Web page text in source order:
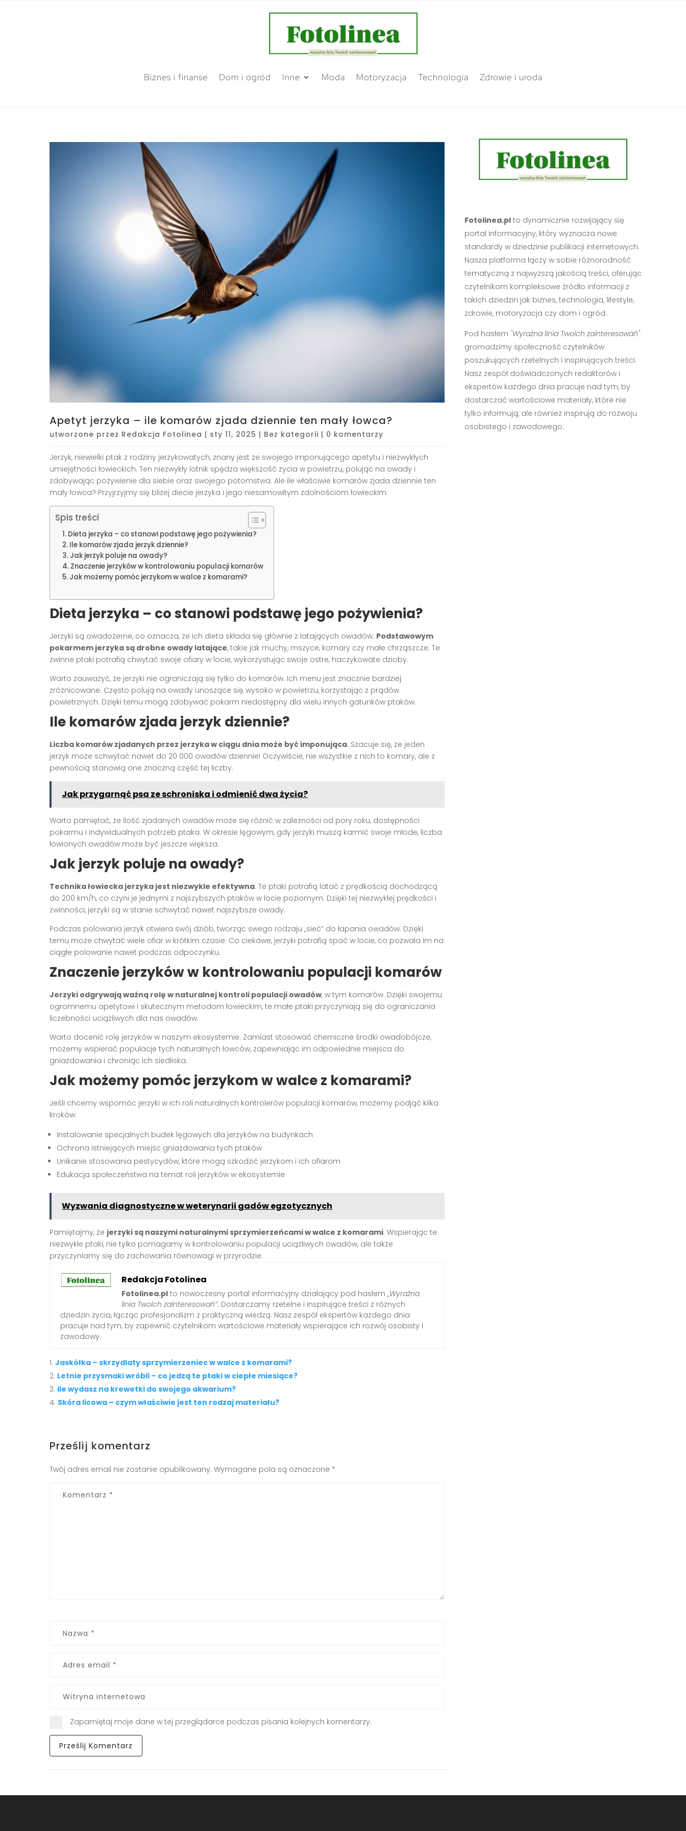
Biznes i finanse Dom i ogród Inne Moda Motoryzacja Technologia Zdrowie i uroda
Apetyt jerzyka – ile komarów zjada dziennie ten mały łowca?
utworzone przez Redakcja Fotolinea | sty 11, 2025 | Bez kategorii | 0 komentarzy
Jerzyk, niewielki ptak z rodziny jerzykowatych, znany jest ze swojego imponującego apetytu i niezwykłych
umiejętności łowieckich. Ten niezwykły lotnik spędza większość życia w powietrzu, polując na owady i
zdobywając pożywienie dla siebie oraz swojego potomstwa. Ale ile właściwie komarów zjada dziennie ten
mały łowca? Przyjrzyjmy się bliżej diecie jerzyka i jego niesamowitym zdolnościom łowieckim.
Spis treści
Dieta jerzyka – co stanowi podstawę jego pożywienia?
Ile komarów zjada jerzyk dziennie?
Jak jerzyk poluje na owady?
Znaczenie jerzyków w kontrolowaniu populacji komarów
Jak możemy pomóc jerzykom w walce z komarami?
Dieta jerzyka – co stanowi podstawę jego pożywienia?
Jerzyki są owadożerne, co oznacza, że ich dieta składa się głównie z latających owadów. Podstawowym
pokarmem jerzyka są drobne owady latające, takie jak muchy, mszyce, komary czy małe chrząszcze. Te
zwinne ptaki potrafią chwytać swoje ofiary w locie, wykorzystując swoje ostre, haczykowate dzioby.
Warto zauważyć, że jerzyki nie ograniczają się tylko do komarów. Ich menu jest znacznie bardziej
zróżnicowane. Często polują na owady unoszące się wysoko w powietrzu, korzystając z prądów
powietrznych. Dzięki temu mogą zdobywać pokarm niedostępny dla wielu innych gatunków ptaków.
Ile komarów zjada jerzyk dziennie?
Liczba komarów zjadanych przez jerzyka w ciągu dnia może być imponująca. Szacuje się, że jeden
jerzyk może schwytać nawet do 20 000 owadów dziennie! Oczywiście, nie wszystkie z nich to komary, ale z
pewnością stanowią one znaczną część tej liczby.
Jak przygarnąć psa ze schroniska i odmienić dwa życia?
Warto pamiętać, że ilość zjadanych owadów może się różnić w zależności od pory roku, dostępności
pokarmu i indywidualnych potrzeb ptaka. W okresie lęgowym, gdy jerzyki muszą karmić swoje młode, liczba
łowionych owadów może być jeszcze większa.
Jak jerzyk poluje na owady?
Technika łowiecka jerzyka jest niezwykle efektywna. Te ptaki potrafią latać z prędkością dochodzącą
do 200 km/h, co czyni je jednymi z najszybszych ptaków w locie poziomym. Dzięki tej niezwykłej prędkości i
zwinności, jerzyki są w stanie schwytać nawet najszybsze owady.
Podczas polowania jerzyk otwiera swój dziób, tworząc swego rodzaju „sieć” do łapania owadów. Dzięki
temu może chwytać wiele ofiar w krótkim czasie. Co ciekawe, jerzyki potrafią spać w locie, co pozwala im na
ciągłe polowanie nawet podczas odpoczynku.
Znaczenie jerzyków w kontrolowaniu populacji komarów
Jerzyki odgrywają ważną rolę w naturalnej kontroli populacji owadów, w tym komarów. Dzięki swojemu
ogromnemu apetytowi i skutecznym metodom łowieckim, te małe ptaki przyczyniają się do ograniczania
liczebności uciążliwych dla nas owadów.
Warto docenić rolę jerzyków w naszym ekosystemie. Zamiast stosować chemiczne środki owadobójcze,
możemy wspierać populacje tych naturalnych łowców, zapewniając im odpowiednie miejsca do
gniazdowania i chroniąc ich siedliska.
Jak możemy pomóc jerzykom w walce z komarami?
Jeśli chcemy wspomóc jerzyki w ich roli naturalnych kontrolerów populacji komarów, możemy podjąć kilka
kroków:
Instalowanie specjalnych budek lęgowych dla jerzyków na budynkach
Ochrona istniejących miejsc gniazdowania tych ptaków
Unikanie stosowania pestycydów, które mogą szkodzić jerzykom i ich ofiarom
Edukacja społeczeństwa na temat roli jerzyków w ekosystemie
Wyzwania diagnostyczne w weterynarii gadów egzotycznych
Pamiętajmy, że jerzyki są naszymi naturalnymi sprzymierzeńcami w walce z komarami. Wspierając te
niezwykłe ptaki, nie tylko pomagamy w kontrolowaniu populacji uciążliwych owadów, ale także
przyczyniamy się do zachowania równowagi w przyrodzie.
Redakcja Fotolinea
Fotolinea.pl to nowoczesny portal informacyjny działający pod hasłem „Wyraźna
linia Twoich zainteresowań”. Dostarczamy rzetelne i inspirujące treści z różnych
dziedzin życia, łącząc profesjonalizm z praktyczną wiedzą. Nasz zespół ekspertów każdego dnia
pracuje nad tym, by zapewnić czytelnikom wartościowe materiały wspierające ich rozwój osobisty i
zawodowy.
Jaskółka – skrzydlaty sprzymierzeniec w walce z komarami?
Letnie przysmaki wróbli – co jedzą te ptaki w ciepłe miesiące?
Ile wydasz na krewetki do swojego akwarium?
Skóra licowa – czym właściwie jest ten rodzaj materiału?
Prześlij komentarz
Twój adres email nie zostanie opublikowany. Wymagane pola są oznaczone *
Zapamiętaj moje dane w tej przeglądarce podczas pisania kolejnych komentarzy.
Fotolinea.plto dynamicznie rozwijający się
portal informacyjny, który wyznacza nowe
standardy w dziedzinie publikacji internetowych.
Nasza platforma łączy w sobie różnorodność
tematyczną z najwyższą jakością treści, oferując
czytelnikom kompleksowe źródło informacji z
takich dziedzin jak biznes, technologia, lifestyle,
zdrowie, motoryzacja czy dom i ogród.
Pod hasłem "Wyraźna linia Twoich zainteresowań"
gromadzimy społeczność czytelników
poszukujących rzetelnych i inspirujących treści.
Nasz zespół doświadczonych redaktorów i
ekspertów każdego dnia pracuje nad tym, by
dostarczać wartościowe materiały, które nie
tylko informują, ale również inspirują do rozwoju
osobistego i zawodowego.